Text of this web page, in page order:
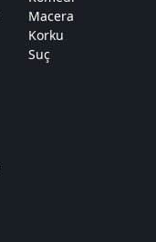
Macera
Korku
Suç